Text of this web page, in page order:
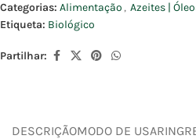
Categorias: Alimentação , Azeites |
Etiqueta: Biológico
Partilhar:
DESCRIÇÃOMODO DE USAR